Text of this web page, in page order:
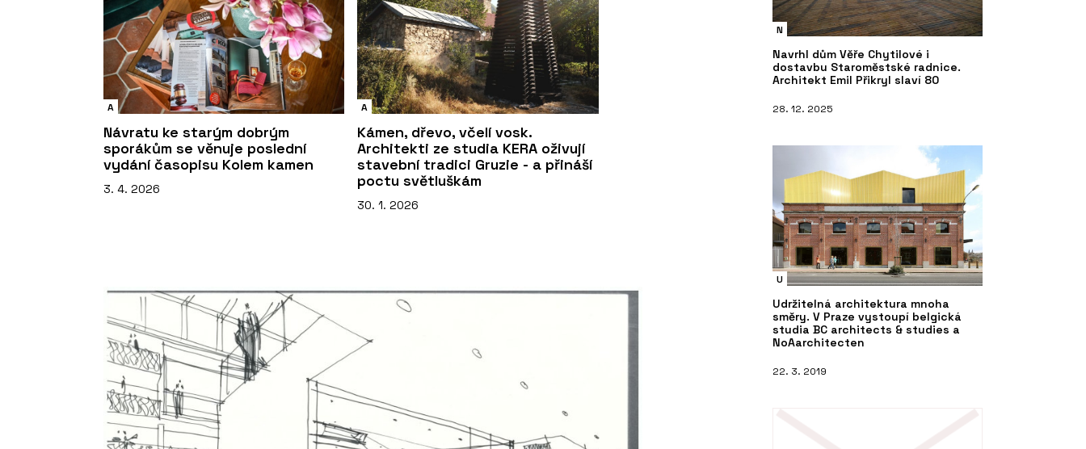
A
Návratu ke starým dobrým
sporákům se věnuje poslední
vydání časopisu Kolem kamen
3. 4. 2026
A
Kámen, dřevo, včelí vosk.
Architekti ze studia KERA oživují
stavební tradici Gruzie - a přináší
poctu světluškám
30. 1. 2026
N
Navrhl dům Věře Chytilové i
dostavbu Staroměstské radnice.
Architekt Emil Přikryl slaví 80
28. 12. 2025
U
Udržitelná architektura mnoha
směry. V Praze vystoupí belgická
studia BC architects & studies a
NoAarchitecten
22. 3. 2019